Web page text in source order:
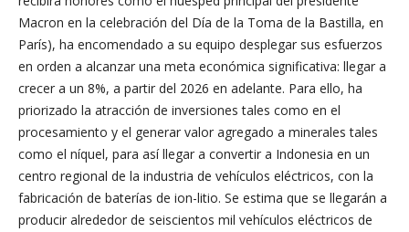
Macron en la celebración del Día de la Toma de la Bastilla, en
París), ha encomendado a su equipo desplegar sus esfuerzos
en orden a alcanzar una meta económica significativa: llegar a
crecer a un 8%, a partir del 2026 en adelante. Para ello, ha
priorizado la atracción de inversiones tales como en el
procesamiento y el generar valor agregado a minerales tales
como el níquel, para así llegar a convertir a Indonesia en un
centro regional de la industria de vehículos eléctricos, con la
fabricación de baterías de ion-litio. Se estima que se llegarán a
producir alrededor de seiscientos mil vehículos eléctricos de